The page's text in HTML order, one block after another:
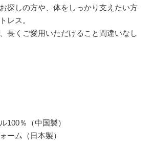
探しの方や、体をしっかり支えたい方
レス。
長くご愛用いただけること間違いなし
100％（中国製）
ーム（日本製）